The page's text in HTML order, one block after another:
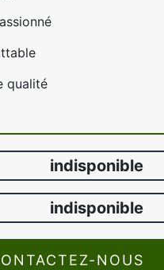
qualité
indisponible
indisponible
NOUS